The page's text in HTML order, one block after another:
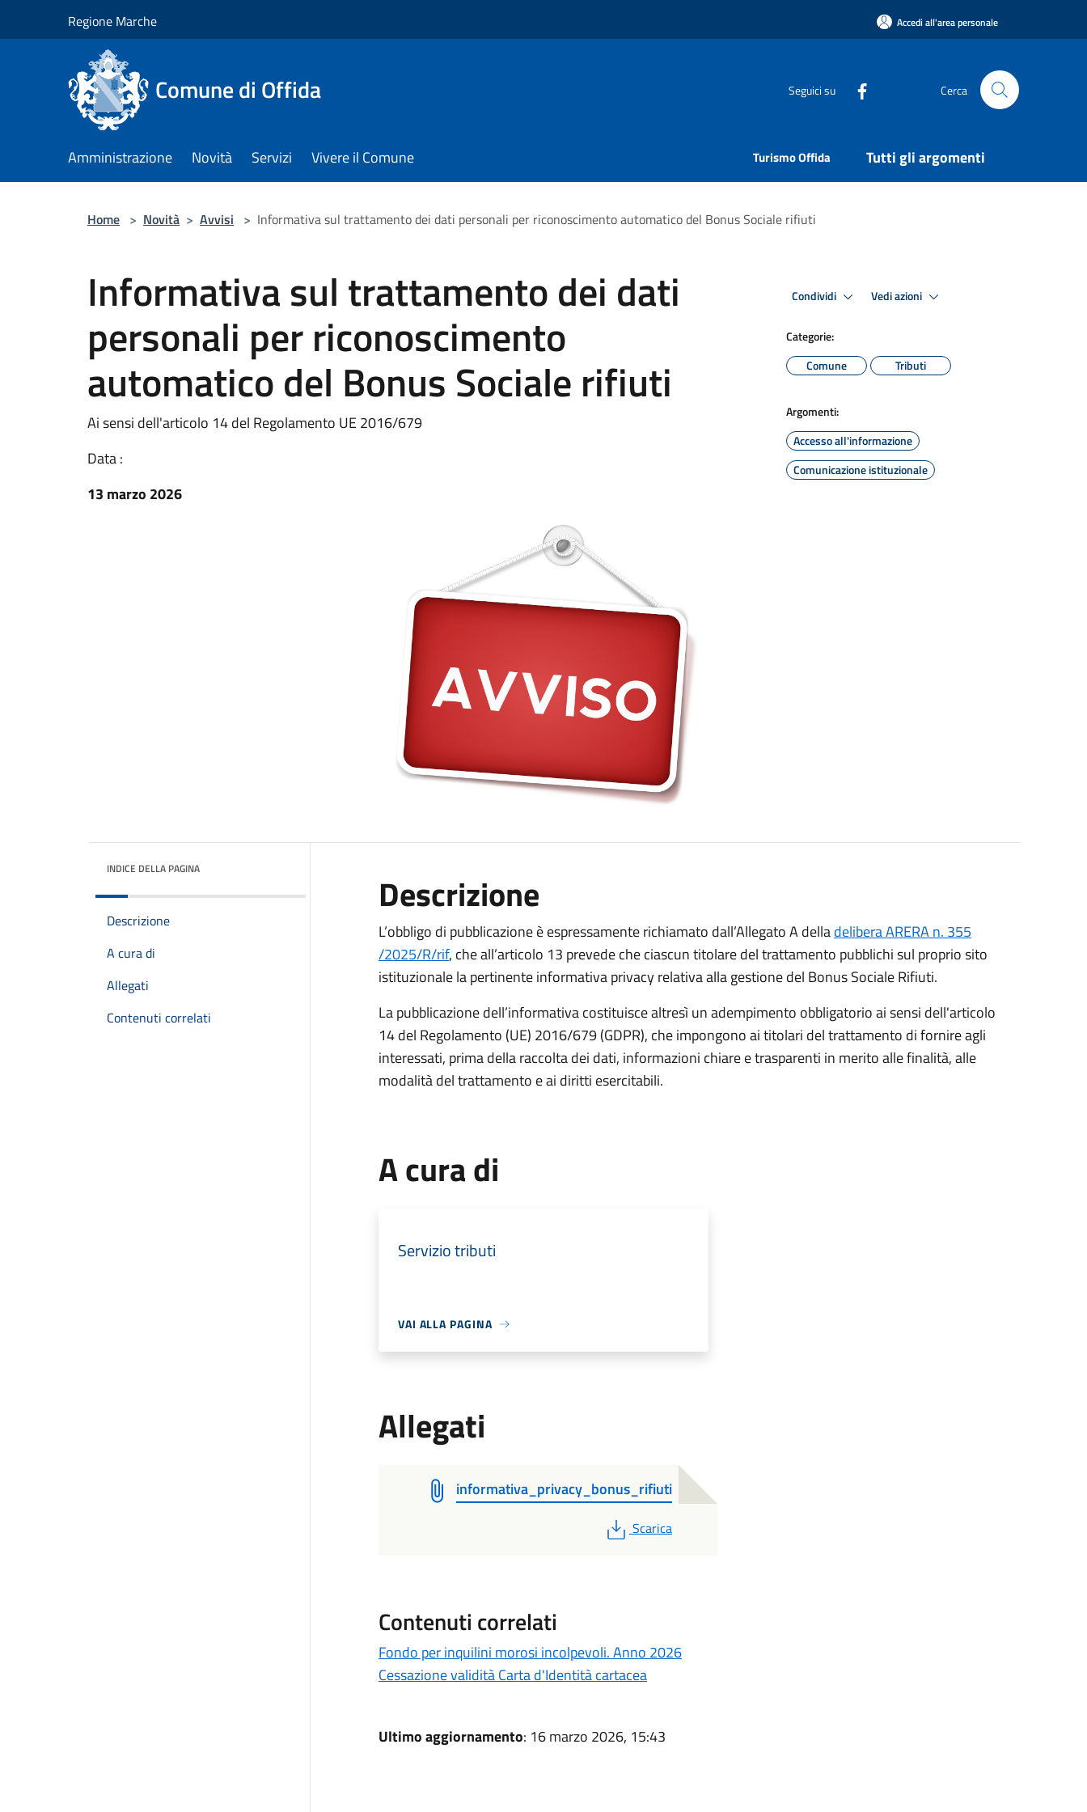
Regione Marche Accedi all'area personale
Comune di Offida Seguici su Cerca
Amministrazione Novità Servizi Vivere il Comune Turismo Offida Tutti gli argomenti
Home > Novità > Avvisi > Informativa sul trattamento dei dati personali per riconoscimento automatico del Bonus Sociale rifiuti
Informativa sul trattamento dei dati
personali per riconoscimento
automatico del Bonus Sociale rifiuti
Ai sensi dell'articolo 14 del Regolamento UE 2016/679
Data :
13 marzo 2026
Condividi Vedi azioni
Categorie:
Comune
Tributi
Argomenti:
Accesso all'informazione
Comunicazione istituzionale
INDICE DELLA PAGINA
Descrizione
A cura di
Allegati
Contenuti correlati
Descrizione
L’obbligo di pubblicazione è espressamente richiamato dall’Allegato A delladelibera ARERA n. 355
/2025/R/rif, che all’articolo 13 prevede che ciascun titolare del trattamento pubblichi sul proprio sito
istituzionale la pertinente informativa privacy relativa alla gestione del Bonus Sociale Rifiuti.
La pubblicazione dell’informativa costituisce altresì un adempimento obbligatorio ai sensi dell'articolo
14 del Regolamento (UE) 2016/679 (GDPR), che impongono ai titolari del trattamento di fornire agli
interessati, prima della raccolta dei dati, informazioni chiare e trasparenti in merito alle finalità, alle
modalità del trattamento e ai diritti esercitabili.
A cura di
Servizio tributi
VAI ALLA PAGINA
Allegati
informativa_privacy_bonus_rifiuti
PDF
Scarica
Contenuti correlati
Fondo per inquilini morosi incolpevoli. Anno 2026
Cessazione validità Carta d'Identità cartacea
Ultimo aggiornamento: 16 marzo 2026, 15:43